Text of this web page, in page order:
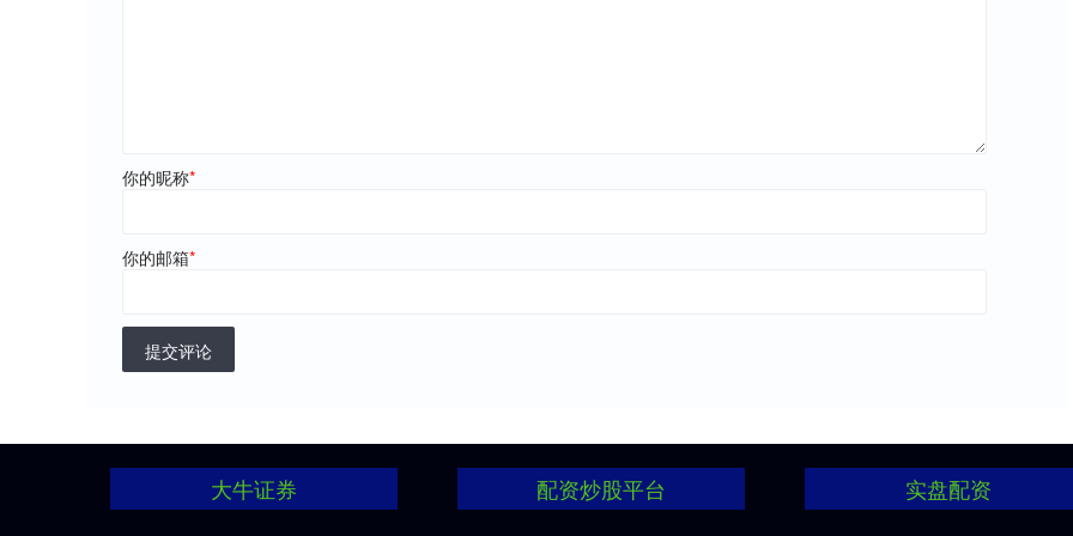
你的昵称*
你的邮箱*
提交评论
大牛证券 配资炒股平台 实盘配资